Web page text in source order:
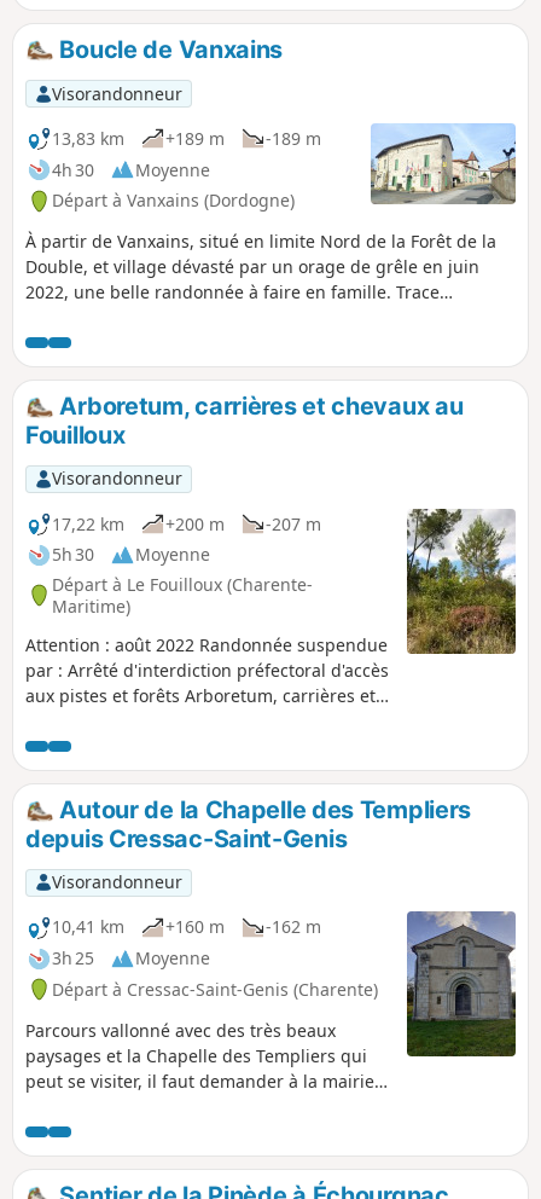
Boucle de Vanxains
Visorandonneur
13,83 km
+189 m
-189 m
4h 30
Moyenne
Départ à Vanxains (Dordogne)
À partir de Vanxains, situé en limite Nord de la Forêt de la
Double, et village dévasté par un orage de grêle en juin
2022, une belle randonnée à faire en famille. Trace
circuit permet de découvrir des hameaux, des lavoirs, des
fermes, des étangs. On chemine dans un secteur très
calme, sur de petites routes, des pistes forestières et de
jolis chemins du Périgord.
Arboretum, carrières et chevaux au
Fouilloux
Visorandonneur
17,22 km
+200 m
-207 m
5h 30
Moyenne
Départ à Le Fouilloux (Charente-
Maritime)
Attention : août 2022 Randonnée suspendue
par : Arrêté d'interdiction préfectoral d'accès
aux pistes et forêts Arboretum, carrières et
carrières de kaolin (argiles blanches), des
chevaux et de l'arboretum des enfants du
village dans une nature préservée.
Autour de la Chapelle des Templiers
depuis Cressac-Saint-Genis
Visorandonneur
10,41 km
+160 m
-162 m
3h 25
Moyenne
Départ à Cressac-Saint-Genis (Charente)
Parcours vallonné avec des très beaux
paysages et la Chapelle des Templiers qui
peut se visiter, il faut demander à la mairie